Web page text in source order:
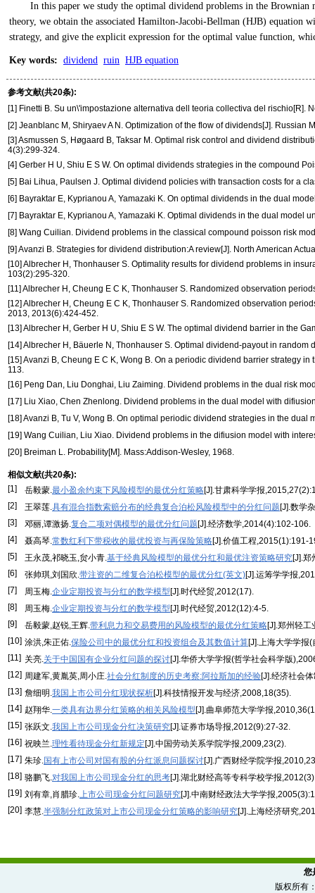
In this paper we study the optimal dividend problems in the
theory, we obtain the associated Hamilton-Jacobi-Bellman (HJB)
strategy, and give the explicit expression for the optimal value function,
Key words: dividend ruin HJB equation
参考文献(共20条):
[1] Finetti B. Su un\'impostazione alternativa dell teoria collectiva del rischio[R].
[2] Jeanblanc M, Shiryaev A N. Optimization of the flow of dividends[J]. Russian
[3] Asmussen S, Høgaard B, Taksar M. Optimal risk control and dividend
4(3):299-324.
[4] Gerber H U, Shiu E S W. On optimal dividends strategies in the compound
[5] Bai Lihua, Paulsen J. Optimal dividend policies with transaction costs for a
[6] Bayraktar E, Kyprianou A, Yamazaki K. On optimal dividends in the dual
[7] Bayraktar E, Kyprianou A, Yamazaki K. Optimal dividends in the dual model
[8] Wang Cuilian. Dividend problems in the classical compound poisson risk
[9] Avanzi B. Strategies for dividend distribution:A review[J]. North American
[10] Albrecher H, Thonhauser S. Optimality results for dividend problems in
103(2):295-320.
[11] Albrecher H, Cheung E C K, Thonhauser S. Randomized observation
[12] Albrecher H, Cheung E C K, Thonhauser S. Randomized observation
2013, 2013(6):424-452.
[13] Albrecher H, Gerber H U, Shiu E S W. The optimal dividend barrier in the
[14] Albrecher H, Bäuerle N, Thonhauser S. Optimal dividend-payout in random
[15] Avanzi B, Cheung E C K, Wong B. On a periodic dividend barrier strategy
113.
[16] Peng Dan, Liu Donghai, Liu Zaiming. Dividend problems in the dual risk
[17] Liu Xiao, Chen Zhenlong. Dividend problems in the dual model with
[18] Avanzi B, Tu V, Wong B. On optimal periodic dividend strategies in the
[19] Wang Cuilian, Liu Xiao. Dividend problems in the difiusion model with
[20] Breiman L. Probability[M]. Mass:Addison-Wesley, 1968.
相似文献(共20条):
[1]
岳毅蒙.最小盈余约束下风险模型的最优分红策略[J].甘肃科学学报
[2]
王翠莲.具有混合指数索赔分布的经典复合泊松风险模型中的分红问题[J].数学
[3]
邓丽,谭激扬.复合二项对偶模型的最优分红问题[J].经济数学,2014(4):102-106.
[4]
聂高琴.常数红利下带税收的最优投资与再保险策略[J].价值工程,2015(1):191-
[5]
王永茂,祁晓玉,贠小青.基于经典风险模型的最优分红和最优注资策略研究[J].郑
[6]
张帅琪,刘国欣.带注资的二维复合泊松模型的最优分红(英文)[J].运筹学学报
[7]
周玉梅.企业定期投资与分红的数学模型[J].时代经贸,2012(17).
[8]
周玉梅.企业定期投资与分红的数学模型[J].时代经贸,2012(12):4-5.
[9]
岳毅蒙,赵锐,王辉.带利息力和交易费用的风险模型的最优分红策略[J].郑州轻
[10] 涂洪,朱正佑.保险公司中的最优分红和投资组合及其数值计算[J].上海大学学报
[11] 关亮.关于中国国有企业分红问题的探讨[J].华侨大学学报(哲学社会科学版
[12] 周建军,黄胤英,周小庄.社会分红制度的历史考察:阿拉斯加的经验[J].经济社会
[13] 詹细明.我国上市公司分红现状探析[J].科技情报开发与经济,2008,18(35).
[14] 赵翔华.一类具有边界分红策略的相关风险模型[J].曲阜师范大学学报
[15] 张跃文.我国上市公司现金分红决策研究[J].证券市场导报,2012(9):27-32.
[16] 祝映兰.理性看待现金分红新规定[J].中国劳动关系学院学报,2009,23(2).
[17] 朱珍.国有上市公司对国有股的分红派息问题探讨[J].广西财经学院学报
[18] 骆鹏飞.对我国上市公司现金分红的思考[J].湖北财经高等专科学校学报
[19] 刘有章,肖腊珍.上市公司现金分红问题研究[J].中南财经政法大学学报
[20] 李慧.半强制分红政策对上市公司现金分红策略的影响研究[J].上海经济研究
您
版权所有